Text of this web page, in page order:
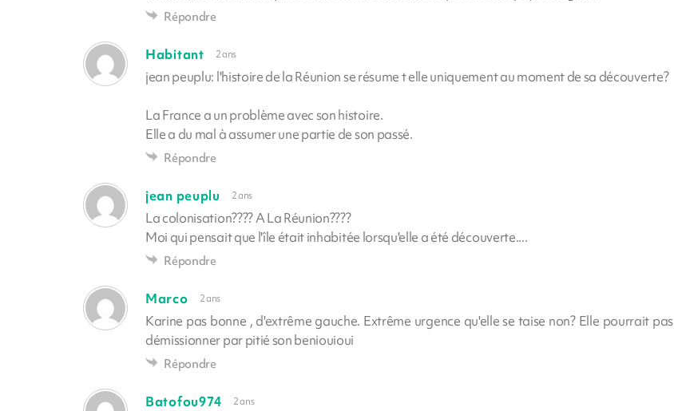
Répondre
Habitant 2 ans
jean peuplu: l'histoire de la Réunion se résume t elle uniquement au moment de sa découverte?
La France a un problème avec son histoire.
Elle a du mal à assumer une partie de son passé.
Répondre
jean peuplu 2 ans
La colonisation???? A La Réunion????
Moi qui pensait que l'île était inhabitée lorsqu'elle a été découverte....
Répondre
Marco 2 ans
Karine pas bonne , d'extrême gauche. Extrême urgence qu'elle se taise non? Elle pourrait pas
démissionner par pitié son beniouioui
Répondre
Batofou974 2 ans